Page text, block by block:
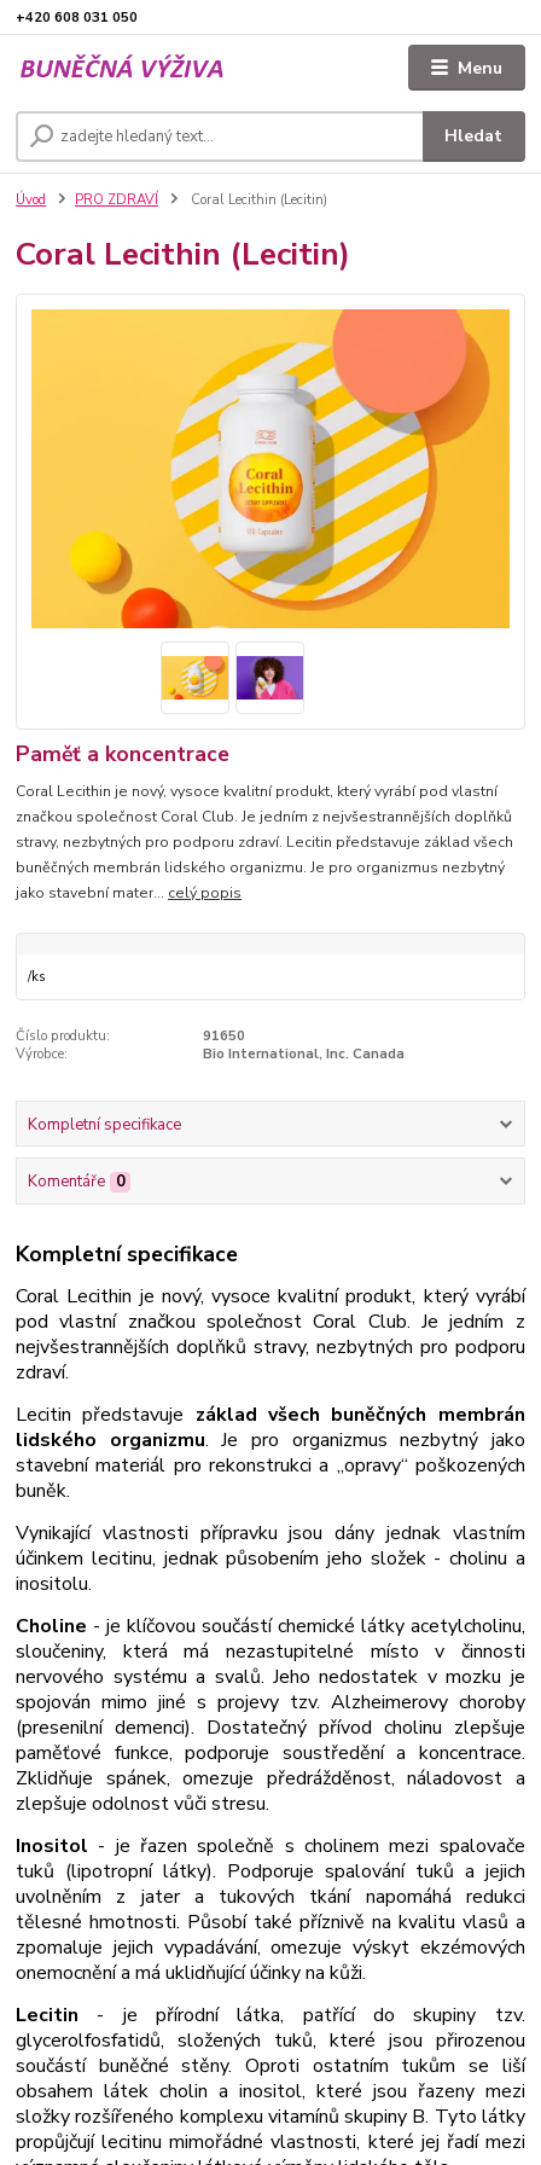
Menu
Hledat
+420 608 031 050
Úvod PRO ZDRAVÍ Coral Lecithin (Lecitin)
Coral Lecithin (Lecitin)
Paměť a koncentrace
Coral Lecithin je nový, vysoce kvalitní produkt, který vyrábí pod vlastní
značkou společnost Coral Club. Je jedním z nejvšestrannějších doplňků
stravy, nezbytných pro podporu zdraví. Lecitin představuje základ všech
buněčných membrán lidského organizmu. Je pro organizmus nezbytný
jako stavební mater... celý popis
/ks
Číslo produktu:
91650
Výrobce:
Bio International, Inc. Canada
Kompletní specifikace
Komentáře 0
Kompletní specifikace
Coral Lecithin je nový, vysoce kvalitní produkt, který vyrábí
pod vlastní značkou společnost Coral Club. Je jedním z
nejvšestrannějších doplňků stravy, nezbytných pro podporu
zdraví.
Lecitin představuje základ všech buněčných membrán
lidského organizmu. Je pro organizmus nezbytný jako
stavební materiál pro rekonstrukci a „opravy“ poškozených
buněk.
Vynikající vlastnosti přípravku jsou dány jednak vlastním
účinkem lecitinu, jednak působením jeho složek - cholinu a
inositolu.
Choline - je klíčovou součástí chemické látky acetylcholinu,
sloučeniny, která má nezastupitelné místo v činnosti
nervového systému a svalů. Jeho nedostatek v mozku je
spojován mimo jiné s projevy tzv. Alzheimerovy choroby
(presenilní demenci). Dostatečný přívod cholinu zlepšuje
paměťové funkce, podporuje soustředění a koncentrace.
Zklidňuje spánek, omezuje předrážděnost, náladovost a
zlepšuje odolnost vůči stresu.
Inositol - je řazen společně s cholinem mezi spalovače
tuků (lipotropní látky). Podporuje spalování tuků a jejich
uvolněním z jater a tukových tkání napomáhá redukci
tělesné hmotnosti. Působí také příznivě na kvalitu vlasů a
zpomaluje jejich vypadávání, omezuje výskyt ekzémových
onemocnění a má uklidňující účinky na kůži.
Lecitin - je přírodní látka, patřící do skupiny tzv.
glycerolfosfatidů, složených tuků, které jsou přirozenou
součástí buněčné stěny. Oproti ostatním tukům se liší
obsahem látek cholin a inositol, které jsou řazeny mezi
složky rozšířeného komplexu vitamínů skupiny B. Tyto látky
propůjčují lecitinu mimořádné vlastnosti, které jej řadí mezi